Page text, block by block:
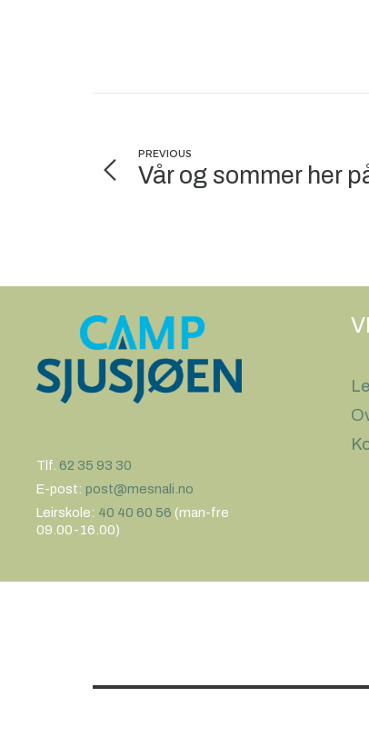
PREVIOUS
Vår og sommer her
Tlf. 62 35 93 30
E-post: post@mesnali.no
Leirskole: 40 40 60 56 (man-fre
09.00-16.00)